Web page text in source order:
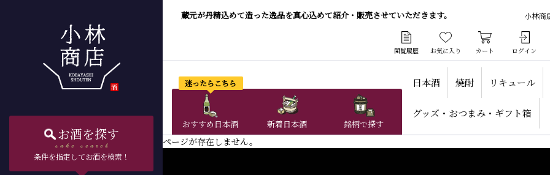
お酒を探す
条件を指定してお酒を検索！
蔵元が丹精込めて造った逸品を真心込めて紹介・販売させていただきます。 小林商
閲覧履歴 お気に入り カート ログイン
おすすめ日本酒
迷ったらこちら
新着日本酒 銘柄で探す
日本酒 焼酎 リキュール
グッズ・おつまみ・ギフト箱
ページが存在しません。